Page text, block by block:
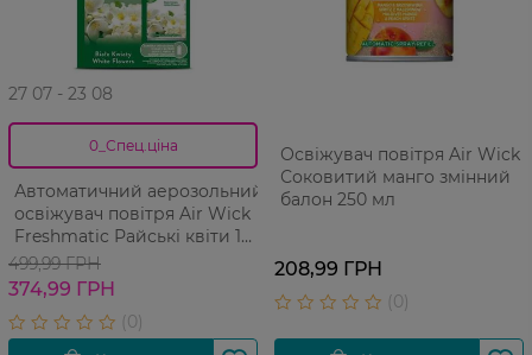
27 07 - 23 08
0_Спец.ціна
Автоматичний аерозольний
освіжувач повітря Air Wick
Freshmatic Райські квіти 1
шт
499,99 ГРН
374,99 ГРН
Освіжувач повітря Air Wick
Соковитий манго змінний
балон 250 мл
208,99 ГРН